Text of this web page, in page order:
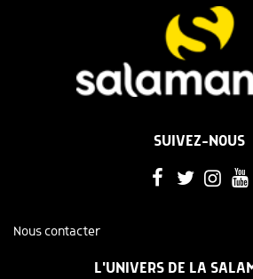
SUIVEZ-NOUS
Nous contacter
L'UNIVERS DE LA